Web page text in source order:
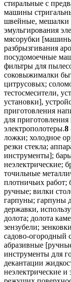
стиральные с
машины
швейные,
эмульгирования
мясорубки
разбрызгивания
посудомоечные
фильтры для
соковыжималки
цитрусовых;
тестосмесители,
установки],
приготовления
для
электрополотеры.8
ложки; холодное
резки стекла;
инструменты];
неэлектрические;
точильные
плотничьих
ручные; вилки
гарпуны; гарпуны
державки,
долота; долота
зензубели;
садово-огородный
абразивные
инструменты для
декантации
неэлектрические и